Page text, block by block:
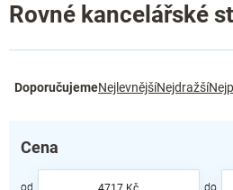
Rovné kancelářské
a
n
DoporučujemeNejlevnějšíNejdražší
Cena